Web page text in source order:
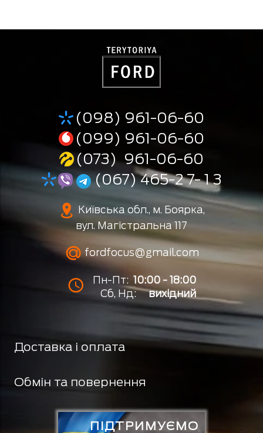
(098) 961-06-60
(099) 961-06-60
(073) 961-06-60
(067) 465-2 7- 1 3
Київська обл., м. Боярка,
вул. Магістральна 117
fordfocus@gmail.com
Пн-Пт: 10:00 - 18:00
Сб, Нд:
вихідний
Доставка і оплата
Обмін та повернення
ПІДТРИМУЄМО